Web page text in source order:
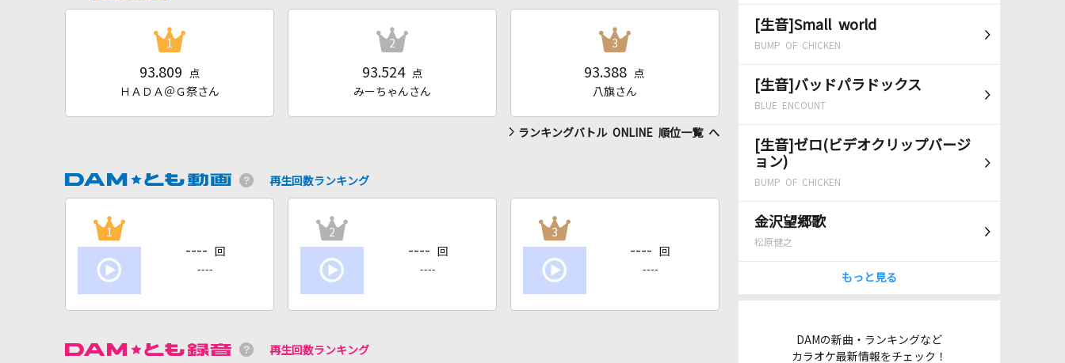
[生音]Small world
BUMP OF CHICKEN
[生音]バッドパラドックス
BLUE ENCOUNT
[生音]ゼロ(ビデオクリップバージ
ョン)
BUMP OF CHICKEN
金沢望郷歌
松原健之
もっと見る
DAMの新曲・ランキングなど
カラオケ最新情報をチェック！
1
93.809
点
ＨＡＤＡ＠Ｇ祭さん
2
93.524
点
みーちゃんさん
3
93.388
点
八旗さん
ランキングバトル ONLINE 順位一覧 へ
再生回数ランキング
1
---- 回
----
2
---- 回
----
3
---- 回
----
再生回数ランキング